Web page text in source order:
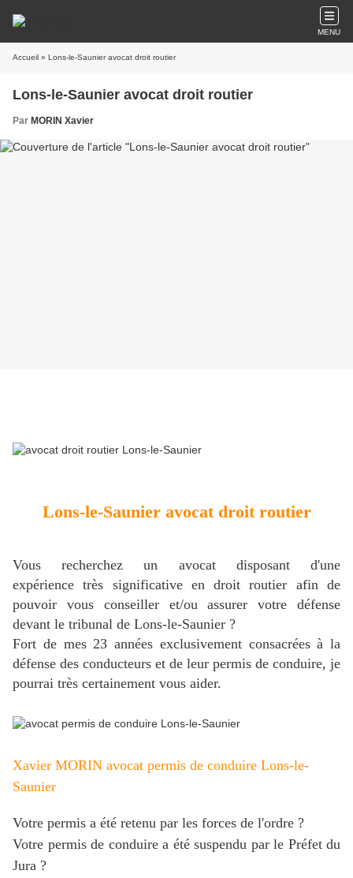
MENU
Accueil » Lons-le-Saunier avocat droit routier
Lons-le-Saunier avocat droit routier
Par MORIN Xavier
Lons-le-Saunier avocat droit routier
Vous recherchez un avocat disposant d'une
expérience très significative en droit routier afin de
pouvoir vous conseiller et/ou assurer votre défense
devant le tribunal de Lons-le-Saunier ?
Fort de mes 23 années exclusivement consacrées à la
défense des conducteurs et de leur permis de conduire, je
pourrai très certainement vous aider.
Xavier MORIN avocat permis de conduire Lons-le-
Saunier
Votre permis a été retenu par les forces de l'ordre ?
Votre permis de conduire a été suspendu par le Préfet du
Jura ?